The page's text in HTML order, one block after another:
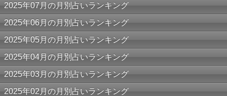
2025年07月の月別占いランキング
2025年06月の月別占いランキング
2025年05月の月別占いランキング
2025年04月の月別占いランキング
2025年03月の月別占いランキング
2025年02月の月別占いランキング